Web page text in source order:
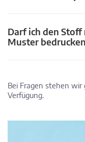
Darf ich den
Muster
Bei Fragen stehen
Verfügung.